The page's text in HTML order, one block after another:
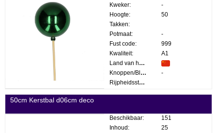
Kweker:
-
Hoogte:
50
Takken:
Potmaat:
-
Fust code:
999
Kwaliteit:
A1
Land van herkomst:
Knoppen/Bloemen:
-
Rijpheidsstadium:
50cm Kerstbal d06cm deco
Beschikbaar:
151
Inhoud:
25